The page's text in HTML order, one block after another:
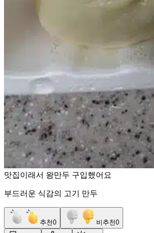
맛집이래서 왕만두 구입했어요
부드러운 식감의 고기 만두
추천0 비추천0